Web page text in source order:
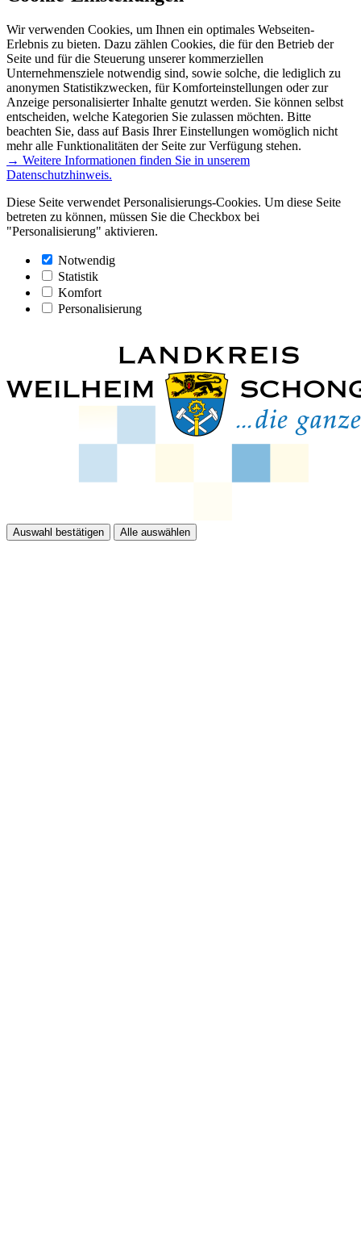
Wir verwenden Cookies, um Ihnen ein optimales Webseiten-
Erlebnis zu bieten. Dazu zählen Cookies, die für den Betrieb der
Seite und für die Steuerung unserer kommerziellen
Unternehmensziele notwendig sind, sowie solche, die lediglich zu
anonymen Statistikzwecken, für Komforteinstellungen oder zur
Anzeige personalisierter Inhalte genutzt werden. Sie können selbst
entscheiden, welche Kategorien Sie zulassen möchten. Bitte
beachten Sie, dass auf Basis Ihrer Einstellungen womöglich nicht
mehr alle Funktionalitäten der Seite zur Verfügung stehen.
→ Weitere Informationen finden Sie in unserem
Datenschutzhinweis.
Diese Seite verwendet Personalisierungs-Cookies. Um diese Seite
betreten zu können, müssen Sie die Checkbox bei
"Personalisierung" aktivieren.
Notwendig
Statistik
Komfort
Personalisierung
Auswahl bestätigen Alle auswählen